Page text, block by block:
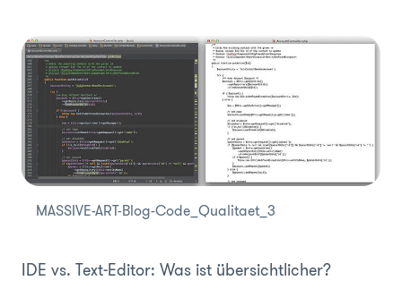
MASSIVE-ART-Blog-Code_Qualitaet_3
IDE vs. Text-Editor: Was ist übersichtlicher?